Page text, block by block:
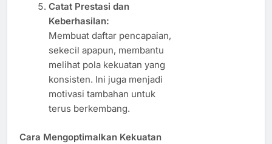
Catat Prestasi dan
Keberhasilan:
Membuat daftar pencapaian,
sekecil apapun, membantu
melihat pola kekuatan yang
konsisten. Ini juga menjadi
motivasi tambahan untuk
terus berkembang.
Cara Mengoptimalkan Kekuatan